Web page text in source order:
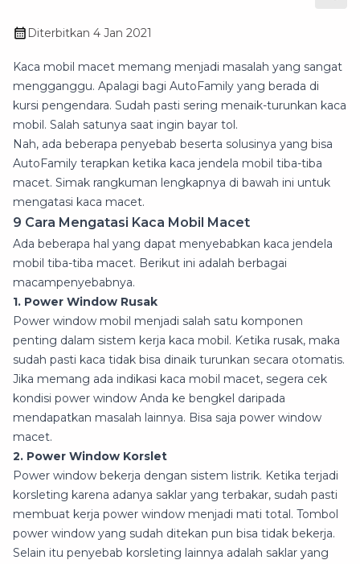
Diterbitkan 4 Jan 2021
Kaca mobil macet memang menjadi masalah yang sangat
mengganggu. Apalagi bagi AutoFamily yang berada di
kursi pengendara. Sudah pasti sering menaik-turunkan kaca
mobil. Salah satunya saat ingin bayar tol.
Nah, ada beberapa penyebab beserta solusinya yang bisa
AutoFamily terapkan ketika kaca jendela mobil tiba-tiba
macet. Simak rangkuman lengkapnya di bawah ini untuk
mengatasi kaca macet.
9 Cara Mengatasi Kaca Mobil Macet
Ada beberapa hal yang dapat menyebabkan kaca jendela
mobil tiba-tiba macet. Berikut ini adalah berbagai
macampenyebabnya.
1. Power Window Rusak
Power window mobil menjadi salah satu komponen
penting dalam sistem kerja kaca mobil. Ketika rusak, maka
sudah pasti kaca tidak bisa dinaik turunkan secara otomatis.
Jika memang ada indikasi kaca mobil macet, segera cek
kondisi power window Anda ke bengkel daripada
mendapatkan masalah lainnya. Bisa saja power window
macet.
2. Power Window Korslet
Power window bekerja dengan sistem listrik. Ketika terjadi
korsleting karena adanya saklar yang terbakar, sudah pasti
membuat kerja power window menjadi mati total. Tombol
power window yang sudah ditekan pun bisa tidak bekerja.
Selain itu penyebab korsleting lainnya adalah saklar yang